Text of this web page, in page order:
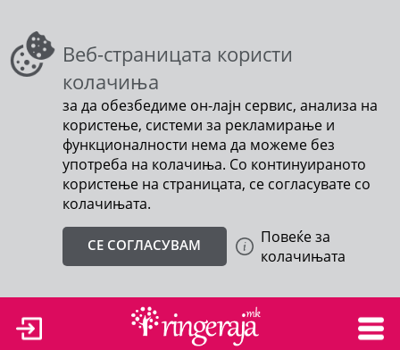
Веб-страницата користи
колачиња
за да обезбедиме он-лајн сервис, анализа на
користење, системи за рекламирање и
функционалности нема да можеме без
употреба на колачиња. Со континуираното
користење на страницата, се согласувате со
колачињата.
СЕ СОГЛАСУВАМ
Повеќе за
колачињата